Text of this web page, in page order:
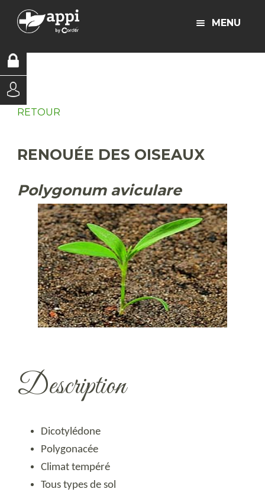
MENU
RETOUR
RENOUÉE DES OISEAUX
Polygonum aviculare
Description
Dicotylédone
Polygonacée
Climat tempéré
Tous types de sol